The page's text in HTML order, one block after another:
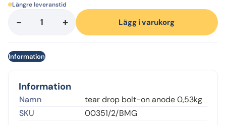
Längre leveranstid
-
tear
on
0,53kg
+ Lägg i varukorg
Information
Information
Namn
tear drop bolt-on anode 0,53kg
SKU
00351/2/BMG